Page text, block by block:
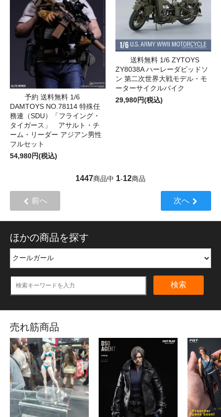
予約 送料無料 1/6
DAMTOYS NO.78114 特殊任
務連（SDU）「フライング・
タイガース」 アサルト・チ
ーム・リーダー アジアン男性
フルセット
54,980円(税込)
送料無料 1/6 ZYTOYS
ZY8038A ハーレーダビッドソ
ン 第二次世界大戦モデル・モ
ーターサイクルバイク
29,980円(税込)
1447商品中 1-12商品
前へ 次へ
ほかの商品を探す
検索
売れ筋商品